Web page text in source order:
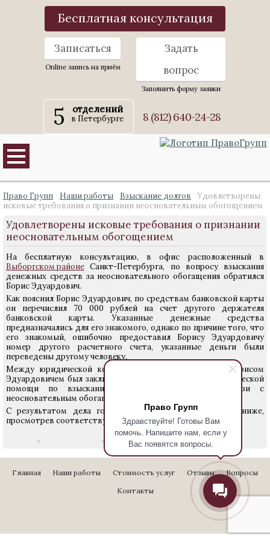
Право Групп
Здравствуйте! Готовы Вам
помочь. Напишите нам, если у
Вас появятся вопросы.
Бесплатная консультация
Записаться
Online запись на приём
Задать
вопрос
Заполнить форму заявки
5 отделений
в Петербурге 8 (812) 640-24-28
Право Групп Наши работы Взыскание долгов
Удовлетворены
исковые требования о признании неосновательным обогощением
Удовлетворены исковые требования о признании
неосновательным обогощением
На бесплатную консультацию, в офис расположенный в
Выборгском районе Санкт-Петербурга, по вопросу взыскания
денежных средств за неосновательного обогащения обратился
Борис Эдуардович.
Как пояснил Борис Эдуардович, по средствам банковской карты
он перечислил 70 000 рублей на счет другого держателя
банковской карты. Указанные денежные средства
предназначались для его знакомого, однако по причине того, что
его знакомый, ошибочно предоставил Борису Эдуардовичу
номер другого расчетного счета, указанные деньги были
переведены другому человеку.
Между юридической консультацией Право Групп и Борисом
Эдуардовичем был заключен договор на оказание юридической
помощи по взысканию денежных средств, в связи с
неосновательным обогащением.
С результатом дела гости сайта могут ознакомиться ниже,
просмотрев соответствующие фотографии.
Главная Наши работы Стоимость услуг Отзывы
Вопросы
Контакты